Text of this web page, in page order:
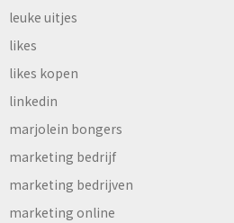
leuke uitjes
likes
likes kopen
linkedin
marjolein bongers
marketing bedrijf
marketing bedrijven
marketing online